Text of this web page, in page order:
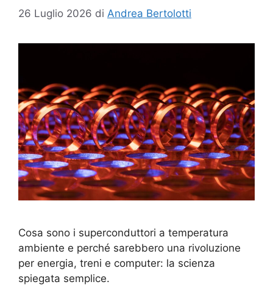
26 Luglio 2026 di Andrea Bertolotti
Cosa sono i superconduttori a temperatura
ambiente e perché sarebbero una rivoluzione
per energia, treni e computer: la scienza
spiegata semplice.